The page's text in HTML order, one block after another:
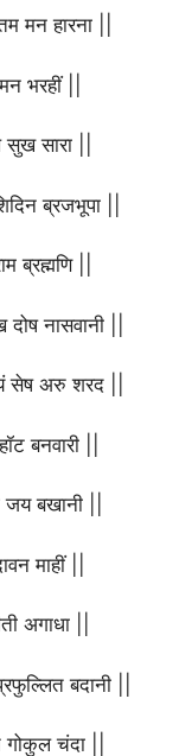
मन हारना ||
भरहीं ||
सारा ||
ब्रजभूपा ||
ब्रह्मणि ||
नासवानी ||
सेष अरु शरद ||
बनवारी ||
बखानी ||
माहीं ||
अगाधा ||
बदानी ||
चंदा ||